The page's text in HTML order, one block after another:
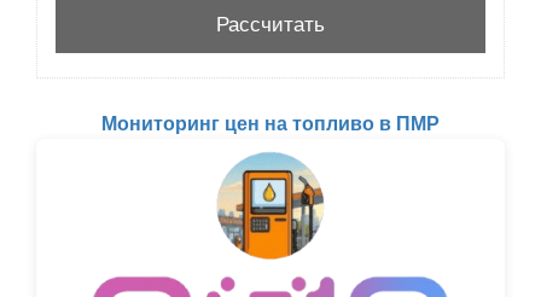
Мониторинг цен на топливо в ПМР